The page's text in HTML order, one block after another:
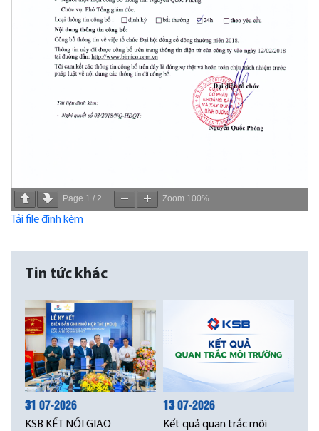
Page 1 / 2 Zoom 100%
Tải file đính kèm
Tin tức khác
31 07-2026
KSB KẾT NỐI GIAO
1307-2026
Kết quả quan trắc môi